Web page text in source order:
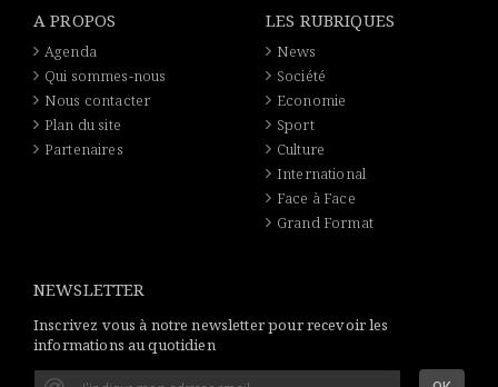
A PROPOS
Agenda
Qui sommes-nous
Nous contacter
Plan du site
Partenaires
LES RUBRIQUES
News
Société
Economie
Sport
Culture
International
Face à Face
Grand Format
NEWSLETTER
Inscrivez vous à notre newsletter pour recevoir les
informations au quotidien